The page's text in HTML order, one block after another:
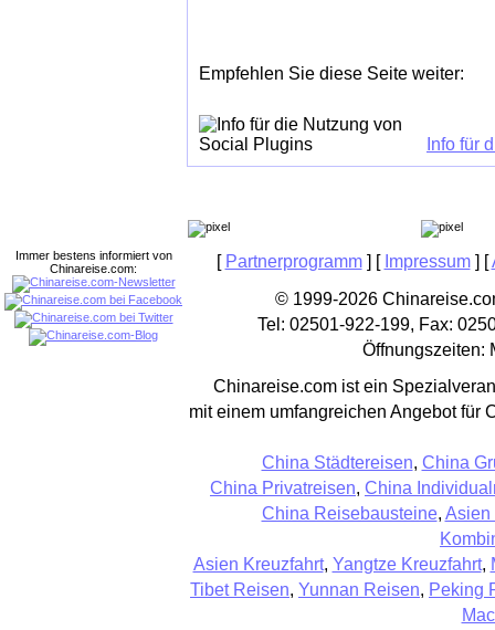
Empfehlen Sie diese Seite weiter:
Info für
[ Partnerprogramm] [ Impressum] [
© 1999-2026
Tel: 02501-922-199, Fax:
Öffnungszeiten:
Chinareise.com ist ein
mit einem umfangreichen Angebot für
China Städtereisen, China
China Privatreisen, China
China Reisebausteine, Asien
Asien Kreuzfahrt, Yangtze Kreuzfahrt,
Tibet Reisen, Yunnan Reisen, Peking
Immer bestens informiert von
Chinareise.com: